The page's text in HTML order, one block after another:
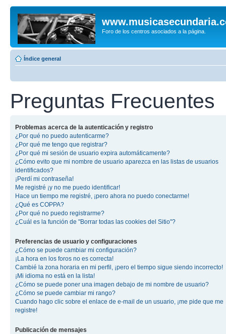
Foro de los centros asociados a la página.
Índice general
Preguntas Frecuentes
Problemas acerca de la autenticación y registro
¿Por qué no puedo autenticarme?
¿Por qué me tengo que registrar?
¿Por qué mi sesión de usuario expira automáticamente?
¿Cómo evito que mi nombre de usuario aparezca en las listas de usuarios
identificados?
¡Perdí mi contraseña!
Me registré ¡y no me puedo identificar!
Hace un tiempo me registré, ¡pero ahora no puedo conectarme!
¿Qué es COPPA?
¿Por qué no puedo registrarme?
¿Cuál es la función de "Borrar todas las cookies del Sitio"?
Preferencias de usuario y configuraciones
¿Cómo se puede cambiar mi configuración?
¡La hora en los foros no es correcta!
Cambié la zona horaria en mi perfil, ¡pero el tiempo sigue siendo incorrecto!
¡Mi idioma no está en la lista!
¿Cómo se puede poner una imagen debajo de mi nombre de usuario?
¿Cómo se puede cambiar mi rango?
Cuando hago clic sobre el enlace de e-mail de un usuario, ¡me pide que me
registre!
Publicación de mensajes